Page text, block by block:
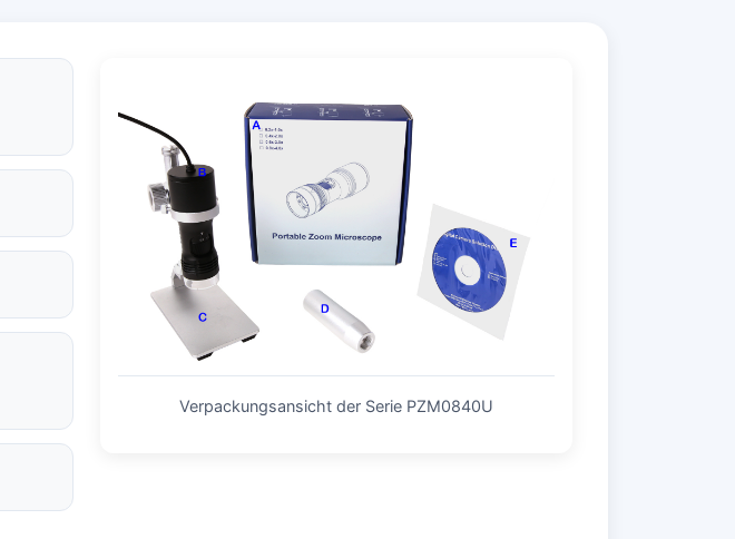
Verpackungsansicht der Serie PZM0840U